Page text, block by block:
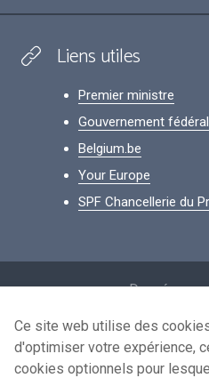
Liens utiles
Premier ministre
Gouvernement fédéral
Belgium.be
Your Europe
SPF Chancellerie du
Données
Conditions de
Ce site web utilise des
d'optimiser votre expérience,
cookies optionnels pour